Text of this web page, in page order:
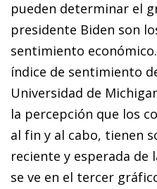
pueden determinar el
presidente Biden son
sentimiento
índice de sentimiento
Universidad de
la percepción que los
al fin y al cabo, tienen
reciente y esperada de
se ve en el tercer